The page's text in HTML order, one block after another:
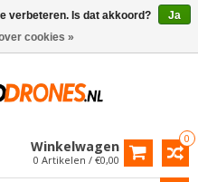
0
Winkelwagen
0 Artikelen / €0,00
verbeteren. Is dat akkoord?
Ja
cookies »